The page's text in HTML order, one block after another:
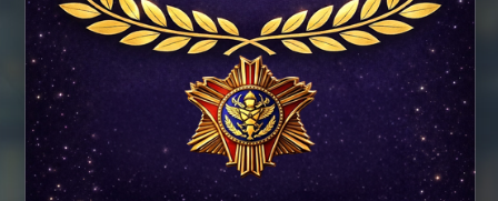
㈜성광벤드 2017년 한국IR대상 대상 수상